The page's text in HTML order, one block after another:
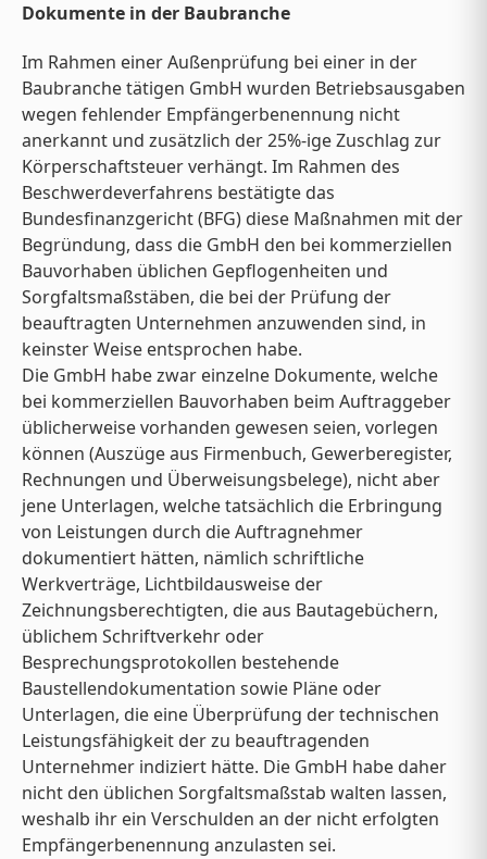
Dokumente in der Baubranche
Im Rahmen einer Außenprüfung bei einer in der
Baubranche tätigen GmbH wurden Betriebsausgaben
wegen fehlender Empfängerbenennung nicht
anerkannt und zusätzlich der 25%-ige Zuschlag zur
Körperschaftsteuer verhängt. Im Rahmen des
Beschwerdeverfahrens bestätigte das
Bundesfinanzgericht (BFG) diese Maßnahmen mit der
Begründung, dass die GmbH den bei kommerziellen
Bauvorhaben üblichen Gepflogenheiten und
Sorgfaltsmaßstäben, die bei der Prüfung der
beauftragten Unternehmen anzuwenden sind, in
keinster Weise entsprochen habe.
Die GmbH habe zwar einzelne Dokumente, welche
bei kommerziellen Bauvorhaben beim Auftraggeber
üblicherweise vorhanden gewesen seien, vorlegen
können (Auszüge aus Firmenbuch, Gewerberegister,
Rechnungen und Überweisungsbelege), nicht aber
jene Unterlagen, welche tatsächlich die Erbringung
von Leistungen durch die Auftragnehmer
dokumentiert hätten, nämlich schriftliche
Werkverträge, Lichtbildausweise der
Zeichnungsberechtigten, die aus Bautagebüchern,
üblichem Schriftverkehr oder
Besprechungsprotokollen bestehende
Baustellendokumentation sowie Pläne oder
Unterlagen, die eine Überprüfung der technischen
Leistungsfähigkeit der zu beauftragenden
Unternehmer indiziert hätte. Die GmbH habe daher
nicht den üblichen Sorgfaltsmaßstab walten lassen,
weshalb ihr ein Verschulden an der nicht erfolgten
Empfängerbenennung anzulasten sei.